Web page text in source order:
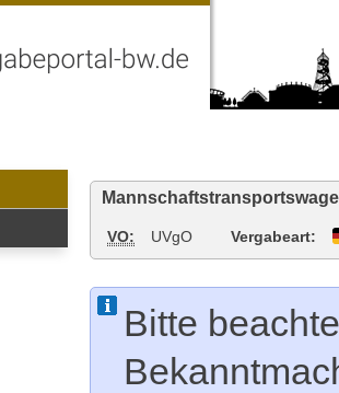
VO: UVgO Vergabeart:
Bitte